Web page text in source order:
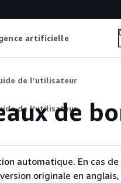
artificielle
de l’utilisateur
de l’utilisateur
de
automatique. En cas de
originale en anglais,